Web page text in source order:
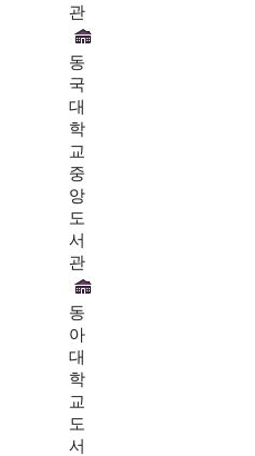
관
동
국
대
학
교
중
앙
도
서
관
동
아
대
학
교
도
서